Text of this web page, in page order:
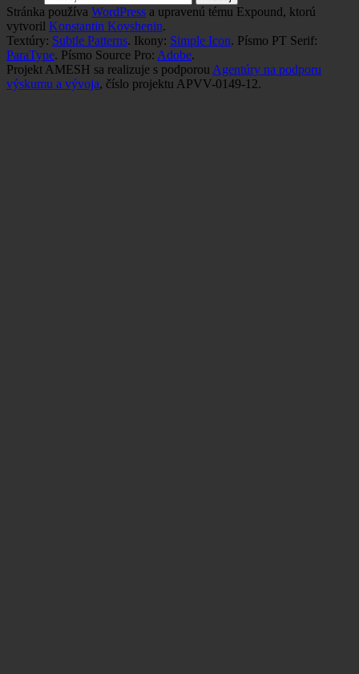
Stránka používa WordPress a upravenú tému Expound, ktorú
vytvoril Konstantin Kovshenin.
Textúry: Subtle Patterns. Ikony: Simple Icon. Písmo PT Serif:
ParaType. Písmo Source Pro: Adobe.
Projekt AMESH sa realizuje s podporou Agentúry na podporu
výskumu a vývoja, číslo projektu APVV-0149-12.